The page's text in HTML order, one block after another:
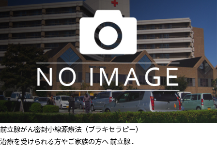
前立腺がん密封小線源療法（ブラキセラピー）
治療を受けられる方やご家族の方へ 前立腺...